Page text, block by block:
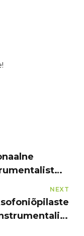
NEXT